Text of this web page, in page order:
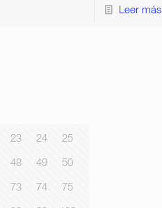
Leer más
23 24 25
48 49 50
73 74 75